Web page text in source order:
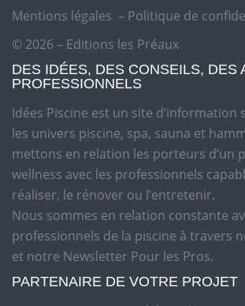
Mentions légales – Politique de
© 2026 – Editions les Préaux
DES IDÉES, DES CONSEILS, DES
PROFESSIONNELS
Idées Piscine est un site d’information
les univers piscine, spa, sauna et
mettons en relation les porteurs d’un
wellness avec les professionnels
réaliser, le rénover ou l’entretenir.
Nous sommes en relation constante
professionnels de la piscine à travers
et notre Newsletter Pour les Pros.
PARTENAIRE DE VOTRE PROJET